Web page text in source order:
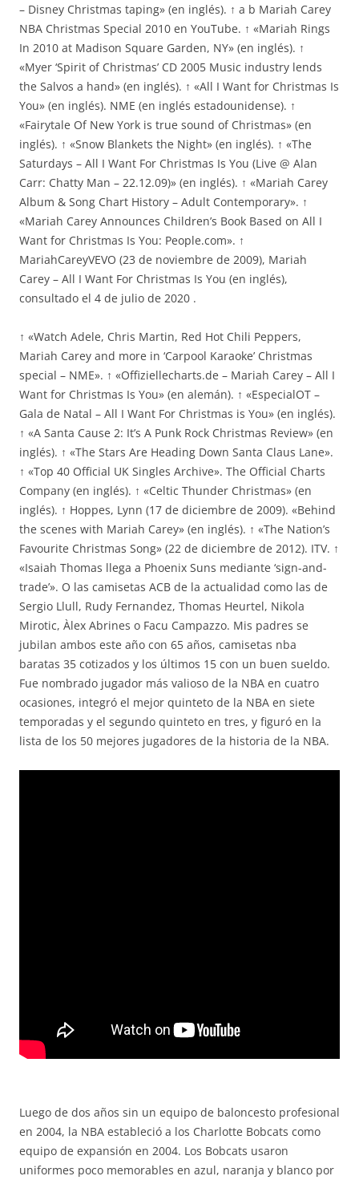
– Disney Christmas taping» (en inglés). ↑ a b Mariah Carey
NBA Christmas Special 2010 en YouTube. ↑ «Mariah Rings
In 2010 at Madison Square Garden, NY» (en inglés). ↑
«Myer ‘Spirit of Christmas’ CD 2005 Music industry lends
the Salvos a hand» (en inglés). ↑ «All I Want for Christmas Is
You» (en inglés). NME (en inglés estadounidense). ↑
«Fairytale Of New York is true sound of Christmas» (en
inglés). ↑ «Snow Blankets the Night» (en inglés). ↑ «The
Saturdays – All I Want For Christmas Is You (Live @ Alan
Carr: Chatty Man – 22.12.09)» (en inglés). ↑ «Mariah Carey
Album & Song Chart History – Adult Contemporary». ↑
«Mariah Carey Announces Children’s Book Based on All I
Want for Christmas Is You: People.com». ↑
MariahCareyVEVO (23 de noviembre de 2009), Mariah
Carey – All I Want For Christmas Is You (en inglés),
consultado el 4 de julio de 2020 .
↑ «Watch Adele, Chris Martin, Red Hot Chili Peppers,
Mariah Carey and more in ‘Carpool Karaoke’ Christmas
special – NME». ↑ «Offiziellecharts.de – Mariah Carey – All I
Want for Christmas Is You» (en alemán). ↑ «EspecialOT –
Gala de Natal – All I Want For Christmas is You» (en inglés).
↑ «A Santa Cause 2: It’s A Punk Rock Christmas Review» (en
inglés). ↑ «The Stars Are Heading Down Santa Claus Lane».
↑ «Top 40 Official UK Singles Archive». The Official Charts
Company (en inglés). ↑ «Celtic Thunder Christmas» (en
inglés). ↑ Hoppes, Lynn (17 de diciembre de 2009). «Behind
the scenes with Mariah Carey» (en inglés). ↑ «The Nation’s
Favourite Christmas Song» (22 de diciembre de 2012). ITV. ↑
«Isaiah Thomas llega a Phoenix Suns mediante ‘sign-and-
trade’». O las camisetas ACB de la actualidad como las de
Sergio Llull, Rudy Fernandez, Thomas Heurtel, Nikola
Mirotic, Àlex Abrines o Facu Campazzo. Mis padres se
jubilan ambos este año con 65 años, camisetas nba
baratas 35 cotizados y los últimos 15 con un buen sueldo.
Fue nombrado jugador más valioso de la NBA en cuatro
ocasiones, integró el mejor quinteto de la NBA en siete
temporadas y el segundo quinteto en tres, y figuró en la
lista de los 50 mejores jugadores de la historia de la NBA.
Luego de dos años sin un equipo de baloncesto profesional
en 2004, la NBA estableció a los Charlotte Bobcats como
equipo de expansión en 2004. Los Bobcats usaron
uniformes poco memorables en azul, naranja y blanco por